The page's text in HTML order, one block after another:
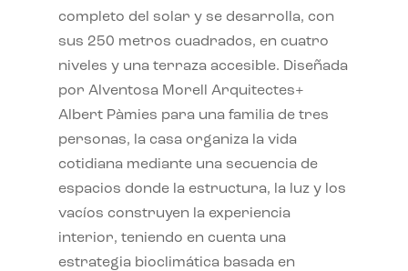
completo del solar y se desarrolla, con
sus 250 metros cuadrados, en cuatro
niveles y una terraza accesible. Diseñada
por Alventosa Morell Arquitectes+
Albert Pàmies para una familia de tres
personas, la casa organiza la vida
cotidiana mediante una secuencia de
espacios donde la estructura, la luz y los
vacíos construyen la experiencia
interior, teniendo en cuenta una
estrategia bioclimática basada en